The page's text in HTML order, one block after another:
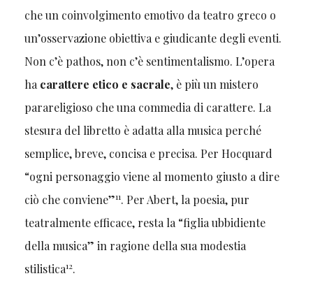
che un coinvolgimento emotivo da teatro greco o
un’osservazione obiettiva e giudicante degli eventi.
Non c’è pathos, non c’è sentimentalismo. L’opera
ha carattere etico e sacrale, è più un mistero
parareligioso che una commedia di carattere. La
stesura del libretto è adatta alla musica perché
semplice, breve, concisa e precisa. Per Hocquard
“ogni personaggio viene al momento giusto a dire
ciò che conviene”11. Per Abert, la poesia, pur
teatralmente efficace, resta la “figlia ubbidiente
della musica” in ragione della sua modestia
stilistica12.